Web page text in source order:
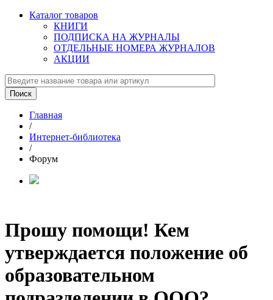
Каталог товаров
КНИГИ
ПОДПИСКА НА ЖУРНАЛЫ
ОТДЕЛЬНЫЕ НОМЕРА ЖУРНАЛОВ
АКЦИИ
Главная
/
Интернет-библиотека
/
Форум
Прошу помощи! Кем
утверждается положение об
образовательном